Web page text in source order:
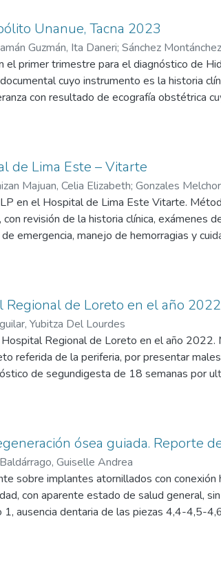
y el examen solicitado durante
clínico. La anemia fue confirmada en
fallas en el tamizaje hematológico
anemia estuvo asociado a deficiencias en
preventivo adecuado, pese a un
Unanue, Tacna 2023
Guzmán, Ita Daneri; Sánchez
primer trimestre para el diagnóstico de
cuyo instrumento es la historia
con resultado de ecografía obstétrica
Hipólito Unanue para atención por
por emergencia presentando
el parto eutócico con un producto
del parto. Conclusiones: La
permite identificar sus signos de forma
de Lima Este – Vitarte
Majuan, Celia Elizabeth; Gonzales
en el Hospital de Lima Este Vitarte.
revisión de la historia clínica, exámenes
emergencia, manejo de hemorragias y
de parámetros y resolución del síndrome de
de Loreto en el año 2022
Yubitza Del Lourdes
Regional de Loreto en el año 2022.
referida de la periferia, por presentar
de segundigesta de 18 semanas por
6 horas, insulina a escala móvil,
antecedentes de diabetes mellitus en
vaginal, el pie diabético, el shock séptico y
ósea guiada. Reporte
Guiselle Andrea
sobre implantes atornillados con conexión
con aparente estado de salud general,
ausencia dentaria de las piezas 4,4-4,5-
de laboratorio e imágenes
de 20x30 mm. Resultados. -Se realizó la